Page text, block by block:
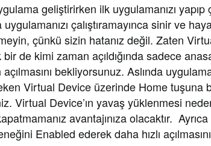
geliştirirken ilk uygulamanızı yapıp
çalıştıramayınca sinir ve
çünkü sizin hatanız değil. Zaten
bir de kimi zaman açıldığında sadece
açılmasını bekliyorsunuz. Aslında
Virtual Device üzerinde Home tuşuna
Virtual Device’ın yavaş yüklenmesi
avantajınıza olacaktır.
Enabled ederek daha hızlı